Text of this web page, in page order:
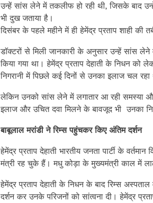
उन्हें सांस लेने में तकलीफ हो रही थी, जिसके बाद
भी दुख जताया है।
दिसंबर के पहले महीने में ही हेमेंद्र प्रताप शाही की
डॉक्टरों से मिली जानकारी के अनुसार उन्हें सांस लेने
किया गया था। हेमेंद्र प्रताप देहाती के निधन को
निगरानी में पिछले कई दिनों से उनका इलाज चल रहा
लेकिन उनको सांस लेने में लगातार आ रही समस्या
इलाज और उचित दवा मिलने के बावजूद भी उनका
बाबूलाल मरांडी ने रिम्स पहुंचकर किए अंतिम दर्शन
हेमेंद्र प्रताप देहाती भारतीय जनता पार्टी के
मंत्री रह चुके हैं। मधु कोड़ा के मुख्यमंत्री काल में
हेमेंद्र प्रताप देहाती के निधन के बाद रिम्स अस्पताल
दर्शन कर उनके परिजनों को सांत्वना दी। हेमेंद्र